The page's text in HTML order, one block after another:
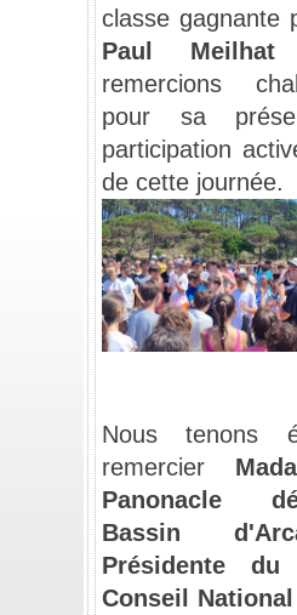
Paul Meilhat
remercions
pour sa
participation
de cette journée.
Nous tenons
remercier
Panonacle
Bassin
Présidente
Conseil